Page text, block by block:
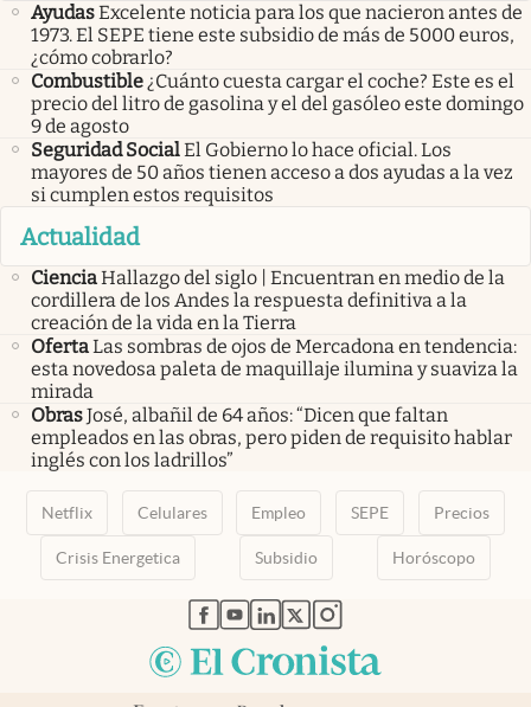
AyudasExcelente noticia para los que nacieron antes de
1973. El SEPE tiene este subsidio de más de 5000 euros,
¿cómo cobrarlo?
Combustible¿Cuánto cuesta cargar el coche? Este es el
precio del litro de gasolina y el del gasóleo este domingo
9 de agosto
Seguridad SocialEl Gobierno lo hace oficial. Los
mayores de 50 años tienen acceso a dos ayudas a la vez
si cumplen estos requisitos
Actualidad
CienciaHallazgo del siglo | Encuentran en medio de la
cordillera de los Andes la respuesta definitiva a la
creación de la vida en la Tierra
OfertaLas sombras de ojos de Mercadona en tendencia:
esta novedosa paleta de maquillaje ilumina y suaviza la
mirada
ObrasJosé, albañil de 64 años: “Dicen que faltan
empleados en las obras, pero piden de requisito hablar
inglés con los ladrillos”
Netflix Celulares Empleo SEPE Precios
Crisis Energetica Subsidio Horóscopo
abre en nueva pestaña
abre en nueva pestaña
abre en nueva pestaña
abre en nueva pestaña
abre en nueva pestaña